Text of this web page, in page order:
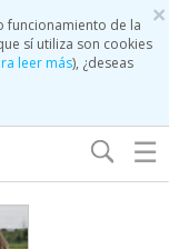
×
funcionamiento de la
sí utiliza son cookies
leer más), ¿deseas
☰